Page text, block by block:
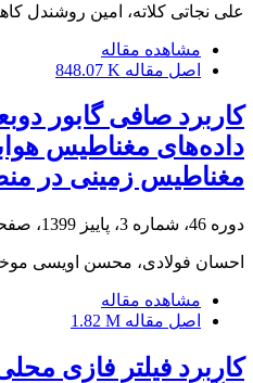
علی نجاتی کلاته، امین روشندل
مشاهده مقاله
اصل مقاله 848.07 K
کاربرد صافی گابور
داده‌های مغناطیس
مغناطیس زمینی در
دوره 46، شماره 3، پاییز 1399، صفحه
احسان فولادی، محسن اویسی
مشاهده مقاله
اصل مقاله 1.82 M
کاربرد فیلتر فازی